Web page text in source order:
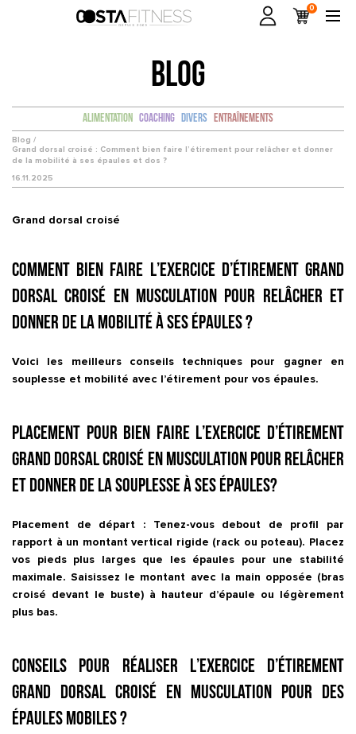
0
BLOG
Alimentation Coaching Divers Entraînements
Blog /
Grand dorsal croisé : Comment bien faire l’étirement pour relâcher et donner
de la mobilité à ses épaules et dos ?
16.11.2025
Grand dorsal croisé
Comment bien faire l’exercice d’étirement Grand
dorsal croisé en musculation pour relâcher et
donner de la mobilité à ses épaules ?
Voici les meilleurs conseils techniques pour gagner en
souplesse et mobilité avec l’étirement pour vos épaules.
Placement pour bien faire l’exercice d’étirement
Grand dorsal croisé en musculation pour relâcher
et donner de la souplesse à ses épaules?
Placement de départ : Tenez-vous debout de profil par
rapport à un montant vertical rigide (rack ou poteau). Placez
vos pieds plus larges que les épaules pour une stabilité
maximale. Saisissez le montant avec la main opposée (bras
croisé devant le buste) à hauteur d’épaule ou légèrement
plus bas.
Conseils pour réaliser l’exercice d’étirement
Grand dorsal croisé en musculation pour des
épaules mobiles ?